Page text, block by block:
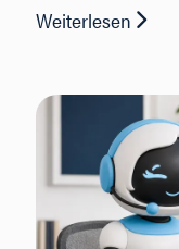
Qualifizierungen
Weiterlesen
: Förderung für